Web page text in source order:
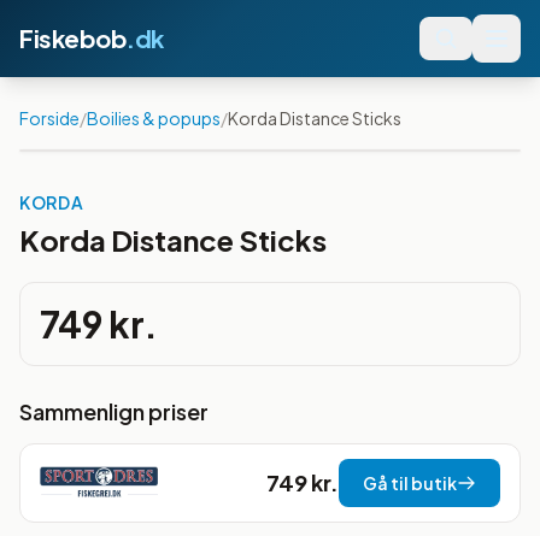
Fiskebob.dk
Forside/Boilies & popups/Korda Distance Sticks
KORDA
Korda Distance Sticks
749 kr.
Sammenlign priser
749 kr. Gå til butik